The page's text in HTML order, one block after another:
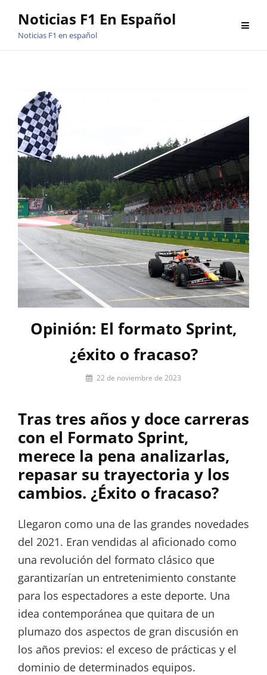
Noticias F1 En Español
Noticias F1 en español
Opinión: El formato Sprint,
¿éxito o fracaso?
Por 22 de noviembre de 2023
Tras tres años y doce carreras
con el Formato Sprint,
merece la pena analizarlas,
repasar su trayectoria y los
cambios. ¿Éxito o fracaso?
Llegaron como una de las grandes novedades
del 2021. Eran vendidas al aficionado como
una revolución del formato clásico que
garantizarían un entretenimiento constante
para los espectadores a este deporte. Una
idea contemporánea que quitara de un
plumazo dos aspectos de gran discusión en
los años previos: el exceso de prácticas y el
dominio de determinados equipos.